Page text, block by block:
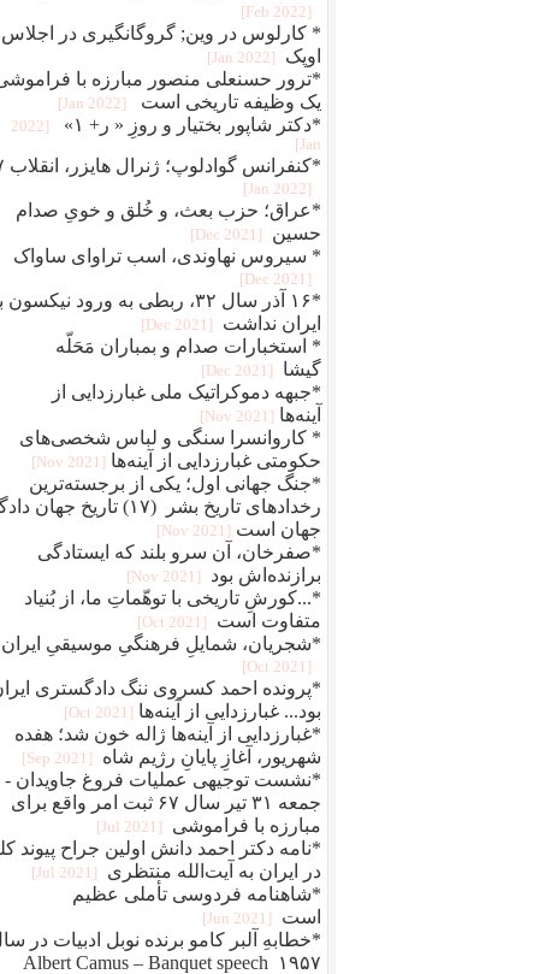
[2022 Feb]
* کارلوس در وین; گروگانگیری در اجلاس
اوپک
[2022 Jan]
*ترور حسنعلی منصور مبارزه با
یک وظیفه تاریخی است
[2022 Jan]
*دکتر شاپور بختیار و روزِ « ر+ ۱»
[2022
Jan]
[2022 Jan]
*عراق؛ حزب بعث، و خُلق‌ و‌ خویِ صدام
حسین
[2021 Dec]
* سیروس نهاوندی، اسب تراوای ساواک
[2021 Dec]
*۱۶ آذر سال ۳۲، ربطی به ورود نیکسون
ایران نداشت
[2021 Dec]
* استخبارات صدام و بمباران مَحَلّه
گیشا
[2021 Dec]
*جبهه دموکراتیک ملی غبارزدایی از
آینه‌ها [2021 Nov]
* کاروانسرا سنگی و لباس شخصی‌های
حکومتی غبارزدایی از آینه‌ها [2021 Nov]
*جنگ جهانی اول؛ یکی از برجسته‌ترین
رخدادهای تاریخ بشر (۱۷) تاریخ جهان
جهان است [2021 Nov]
*صفرخان، آن سرو بلند که ایستادگی
برازنده‌اش بود
[2021 Nov]
*...کورشِ تاریخی با توهّماتِ ما، از بُنیاد
متفاوت است
[2021 Oct]
*شجریان، شمایلِ فرهنگیِ موسیقیِ ایران
[2021 Oct]
*پرونده احمد کسروی ننگ دادگستری
بود... غبارزدایی از آینه‌ها [2021 Oct]
*غبارزدایی از آینه‌ها ژاله خون شد؛ هفده
شهریور، آغازِ پایانِ رژیم شاه
[2021 Sep]
*نشست توجیهی عملیات فروغ جاویدان -
جمعه ۳۱ تیر سال ۶۷ ثبت امر واقع برای
مبارزه با فراموشی
[2021 Jul]
*نامه دکتر احمد دانش اولین جراح پیوند
در ایران به آیت‌الله منتظری
[2021 Jul]
*شاهنامه فردوسی تأملی عظیم
است
[2021 Jun]
*خطابهِ آلبر کامو برنده نوبل ادبیات در
۱۹۵۷ Albert Camus – Banquet speech